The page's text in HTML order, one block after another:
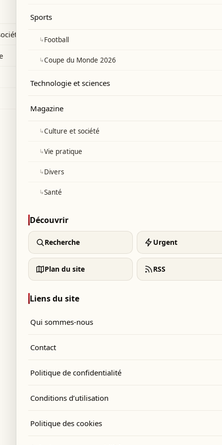
lié à des groupes terroristes.
Sports
↳Football
↳Coupe du Monde 2026
Technologie et sciences
Magazine
↳Culture et société
↳Vie pratique
↳Divers
↳Santé
Découvrir
Recherche Urgent
Plan du site RSS
Liens du site
Qui sommes-nous
Contact
Politique de confidentialité
Conditions d’utilisation
Politique des cookies